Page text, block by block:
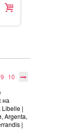
9 10
на
Libelle |
Argenta,
|